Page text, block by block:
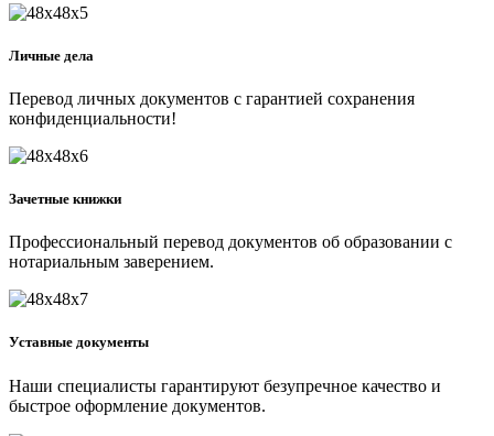
Личные дела
Перевод личных документов с гарантией сохранения
конфиденциальности!
Зачетные книжки
Профессиональный перевод документов об образовании с
нотариальным заверением.
Уставные документы
Наши специалисты гарантируют безупречное качество и
быстрое оформление документов.